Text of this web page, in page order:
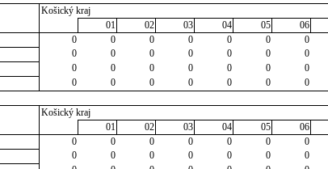
Košický kraj
01
02 03 04 05 06
0 0 0 0 0 0 0
0 0 0 0 0 0 0
0 0 0 0 0 0 0
0 0 0 0 0 0 0
Košický kraj
01
02 03 04 05 06
0 0 0 0 0 0 0
0 0 0 0 0 0 0